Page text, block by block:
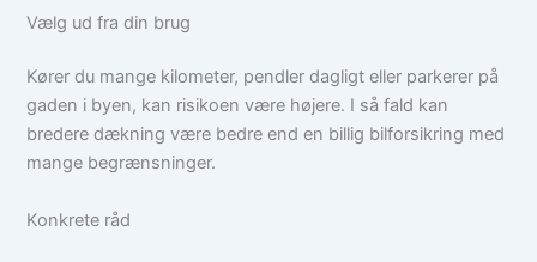
Vælg ud fra din brug
Kører du mange kilometer, pendler dagligt eller parkerer på
gaden i byen, kan risikoen være højere. I så fald kan
bredere dækning være bedre end en billig bilforsikring med
mange begrænsninger.
Konkrete råd